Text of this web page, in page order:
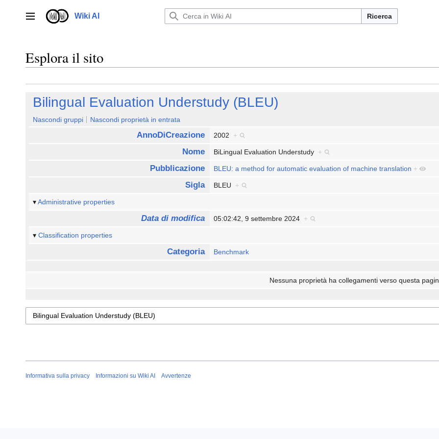
contenutoMenu principale
Wiki AI Ricerca
Esplora il sito
Bilingual Evaluation Understudy (BLEU)
Nascondi gruppi Nascondi proprietà in entrata
AnnoDiCreazione 2002 +
Nome BiLingual Evaluation Understudy +
Pubblicazione BLEU: a method for automatic evaluation of machine translation +
Sigla BLEU +
Administrative properties
Data di modifica 05:02:42, 9 settembre 2024 +
Classification properties
Categoria Benchmark
Nessuna proprietà ha collegamenti verso questa
Informativa sulla privacy Informazioni su Wiki AI Avvertenze